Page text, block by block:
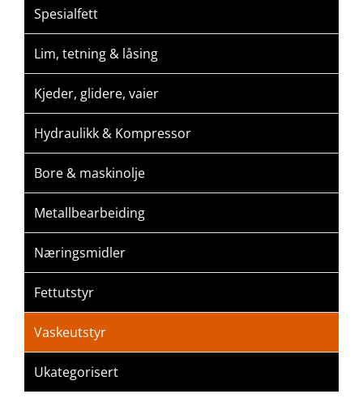
Spesialfett
Lim, tetning & låsing
Kjeder, glidere, vaier
Hydraulikk & Kompressor
Bore & maskinolje
Metallbearbeiding
Næringsmidler
Fettutstyr
Vaskeutstyr
Ukategorisert